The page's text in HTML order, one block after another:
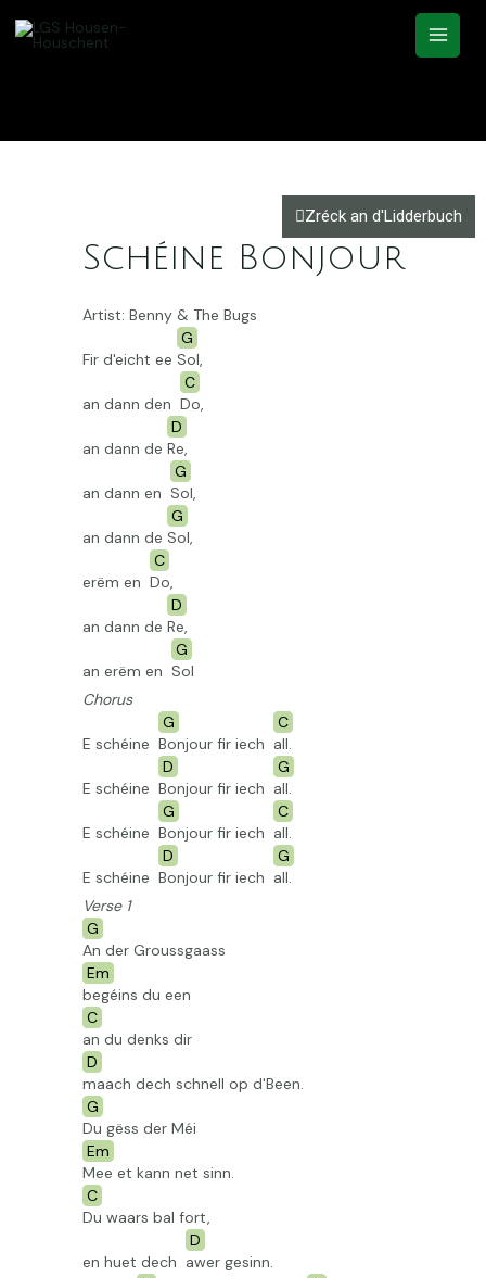
Zréck an d'Lidderbuch
Schéine Bonjour
Artist: Benny & The Bugs
Fir d'eicht ee
G
Sol,
an dann den
C
Do,
an dann de
D
Re,
an dann en
G
Sol,
an dann de
G
Sol,
erëm en
C
Do,
an dann de
D
Re,
an erëm en
G
Sol
Chorus
E schéine
G
Bonjour fir iech
C
all.
E schéine
D
Bonjour fir iech
G
all.
E schéine
G
Bonjour fir iech
C
all.
E schéine
D
Bonjour fir iech
G
all.
Verse 1
G
An der Groussgaass
Em
begéins du een
C
an du denks dir
D
maach dech schnell op d'Been.
G
Du gëss der Méi
Em
Mee et kann net sinn.
C
Du waars bal fort,
en huet dech
D
awer gesinn.